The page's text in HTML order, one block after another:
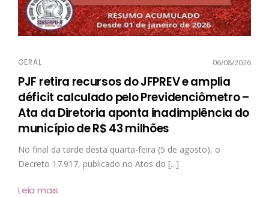
GERAL 06/08/2026
PJF retira recursos do JFPREV e amplia
déficit calculado pelo Previdenciômetro –
Ata da Diretoria aponta inadimplência do
município de R$ 43 milhões
No final da tarde desta quarta-feira (5 de agosto), o
Decreto 17.917, publicado no Atos do [...]
Leia mais